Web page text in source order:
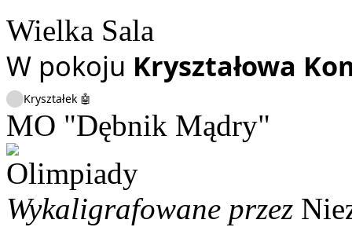
Wielka Sala
W pokoju Kryształowa
Kryształek 🤖
MO "Dębnik Mądry"
Wykaligrafowane przez